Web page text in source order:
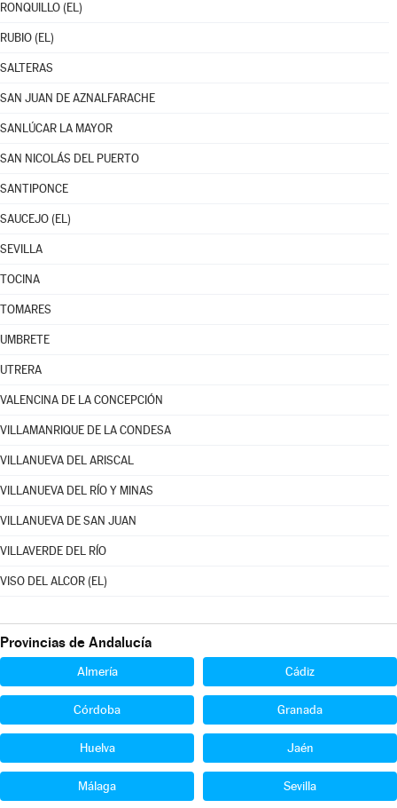
RONQUILLO (EL)
RUBIO (EL)
SALTERAS
SAN JUAN DE AZNALFARACHE
SANLÚCAR LA MAYOR
SAN NICOLÁS DEL PUERTO
SANTIPONCE
SAUCEJO (EL)
SEVILLA
TOCINA
TOMARES
UMBRETE
UTRERA
VALENCINA DE LA CONCEPCIÓN
VILLAMANRIQUE DE LA CONDESA
VILLANUEVA DEL ARISCAL
VILLANUEVA DEL RÍO Y MINAS
VILLANUEVA DE SAN JUAN
VILLAVERDE DEL RÍO
VISO DEL ALCOR (EL)
Provincias de Andalucía
Almería Cádiz
Córdoba Granada
Huelva Jaén
Málaga Sevilla